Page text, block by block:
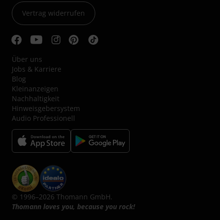
Vertrag widerrufen
Über uns
Jobs & Karriere
Blog
Kleinanzeigen
Nachhaltigkeit
Hinweisgebersystem
Audio Professionell
© 1996–2026 Thomann GmbH.
Thomann loves you, because you rock!